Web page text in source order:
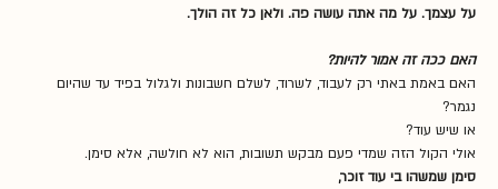
על עצמך. על מה אתה עושה פה. ולאן כל זה הולך.
האם ככה זה אמור להיות?
האם באמת באתי רק לעבוד, לשרוד, לשלם חשבונות ולגלול בפיד עד שהיום
נגמר?
או שיש עוד?
אולי הקול הזה שמדי פעם מבקש תשובות, הוא לא חולשה, אלא סימן.
סימן שמשהו בי עוד זוכר,